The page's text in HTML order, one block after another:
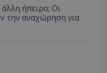
άλλη ήπειρο; Οι
την αναχώρηση για